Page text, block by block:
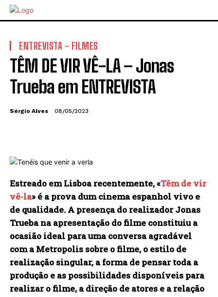
ENTREVISTA - FILMES
TÊM DE VIR VÊ-LA – Jonas
Trueba em ENTREVISTA
Sérgio Alves 08/05/2023
Estreado em Lisboa recentemente, «Têm de vir
vê-la» é a prova dum cinema espanhol vivo e
de qualidade. A presença do realizador Jonas
Trueba na apresentação do filme constituiu a
ocasião ideal para uma conversa agradável
com a Metropolis sobre o filme, o estilo de
realização singular, a forma de pensar toda a
produção e as possibilidades disponíveis para
realizar o filme, a direção de atores e a relação